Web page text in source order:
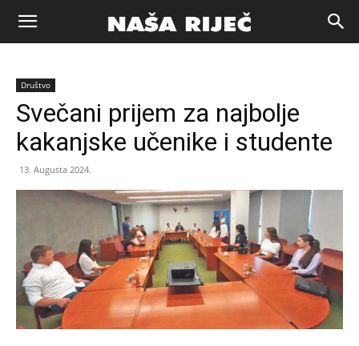
Naša
riječ
Društvo
Svečani prijem za najbolje
kakanjske učenike i studente
13. Augusta 2024.